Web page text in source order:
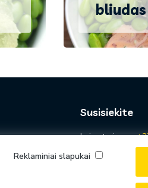
bliudas
Susisiekite
Laivų turizmas
Restoranai
Reklaminiai slapukai